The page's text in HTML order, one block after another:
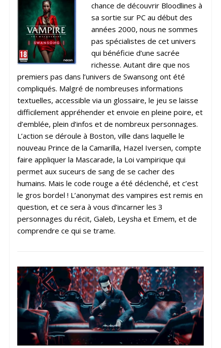
chance de découvrir Bloodlines à
sa sortie sur PC au début des
années 2000, nous ne sommes
pas spécialistes de cet univers
qui bénéficie d’une sacrée
richesse. Autant dire que nos
premiers pas dans l’univers de Swansong ont été
compliqués. Malgré de nombreuses informations
textuelles, accessible via un glossaire, le jeu se laisse
difficilement appréhender et envoie en pleine poire, et
d’emblée, plein d’infos et de nombreux personnages.
L’action se déroule à Boston, ville dans laquelle le
nouveau Prince de la Camarilla, Hazel Iversen, compte
faire appliquer la Mascarade, la Loi vampirique qui
permet aux suceurs de sang de se cacher des
humains. Mais le code rouge a été déclenché, et c’est
le gros bordel ! L’anonymat des vampires est remis en
question, et ce sera à vous d’incarner les 3
personnages du récit, Galeb, Leysha et Emem, et de
comprendre ce qui se trame.